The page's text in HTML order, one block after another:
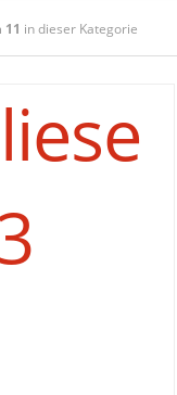
11 in dieser Kategorie